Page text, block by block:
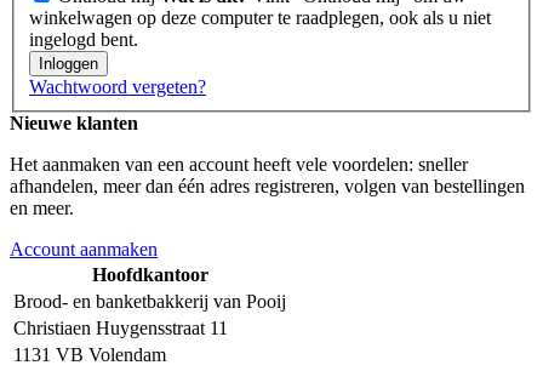
winkelwagen op deze computer te raadplegen, ook als u niet
ingelogd bent.
Inloggen
Wachtwoord vergeten?
Nieuwe klanten
Het aanmaken van een account heeft vele voordelen: sneller
afhandelen, meer dan één adres registreren, volgen van bestellingen
en meer.
Account aanmaken
Hoofdkantoor
Brood- en banketbakkerij van Pooij
Christiaen Huygensstraat 11
1131 VB Volendam